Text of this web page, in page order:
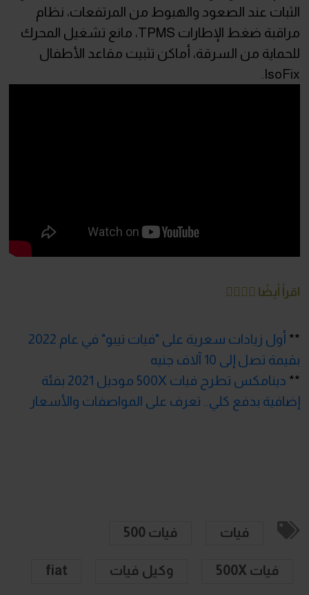
الثبات عند الصعود والهبوط من المرتفعات، نظام
مراقبة ضغط الإطارات TPMS، مانع تشغيل المحرك
للحماية من السرقة، أماكن تثبيت مقاعد الأطفال
IsoFix.
اقرأ أيضًا 👇🏻👇🏻
**
أول زيادات سعرية على "فيات تيبو" في عام 2022
بقيمة تصل إلى 10 آلاف جنيه
**
دينامكس تطرح فيات 500X موديل 2021 بفئة
إضافية بدفع كلي.. تعرف على المواصفات والأسعار
فيات فيات 500
فيات 500X وكيل فيات fiat